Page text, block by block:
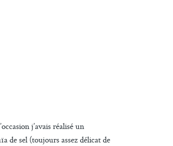
j’avais réalisé un
de sel (toujours assez délicat de